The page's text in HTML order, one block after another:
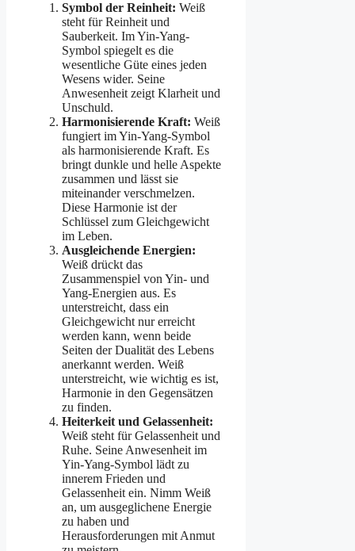
Symbol der Reinheit: Weiß
steht für Reinheit und
Sauberkeit. Im Yin-Yang-
Symbol spiegelt es die
wesentliche Güte eines jeden
Wesens wider. Seine
Anwesenheit zeigt Klarheit und
Unschuld.
Harmonisierende Kraft: Weiß
fungiert im Yin-Yang-Symbol
als harmonisierende Kraft. Es
bringt dunkle und helle Aspekte
zusammen und lässt sie
miteinander verschmelzen.
Diese Harmonie ist der
Schlüssel zum Gleichgewicht
im Leben.
Ausgleichende Energien:
Weiß drückt das
Zusammenspiel von Yin- und
Yang-Energien aus. Es
unterstreicht, dass ein
Gleichgewicht nur erreicht
werden kann, wenn beide
Seiten der Dualität des Lebens
anerkannt werden. Weiß
unterstreicht, wie wichtig es ist,
Harmonie in den Gegensätzen
zu finden.
Heiterkeit und Gelassenheit:
Weiß steht für Gelassenheit und
Ruhe. Seine Anwesenheit im
Yin-Yang-Symbol lädt zu
innerem Frieden und
Gelassenheit ein. Nimm Weiß
an, um ausgeglichene Energie
zu haben und
Herausforderungen mit Anmut